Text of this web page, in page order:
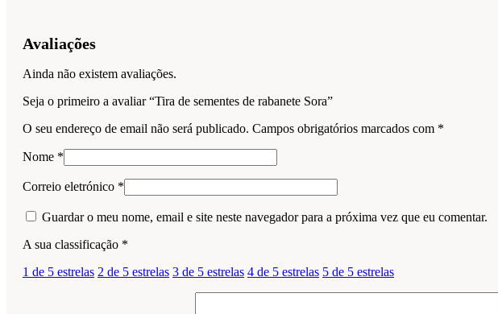
Avaliações
Ainda não existem avaliações.
Seja o primeiro a avaliar “Tira de sementes de rabanete Sora”
O seu endereço de email não será publicado. Campos obrigatórios marcados com *
Nome *
Correio eletrónico *
Guardar o meu nome, email e site neste navegador para a próxima vez que eu comentar.
A sua classificação *
1 de 5 estrelas 2 de 5 estrelas 3 de 5 estrelas 4 de 5 estrelas 5 de 5 estrelas